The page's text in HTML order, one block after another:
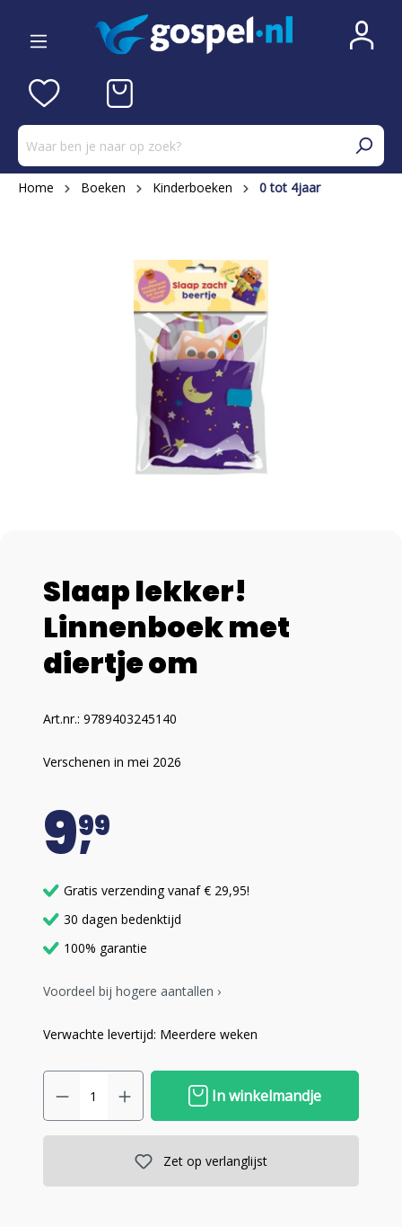
Home Boeken Kinderboeken 0 tot 4jaar
Slaap lekker!
Linnenboek met
diertje om
Art.nr.: 9789403245140
Verschenen in mei 2026
999
Gratis verzending vanaf € 29,95!
30 dagen bedenktijd
100% garantie
Voordeel bij hogere aantallen ›
Verwachte levertijd: Meerdere weken
In winkelmandje
Zet op verlanglijst